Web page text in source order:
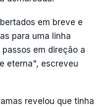
em breve e
para uma linha
em direção a
eterna", escreveu
revelou que tinha